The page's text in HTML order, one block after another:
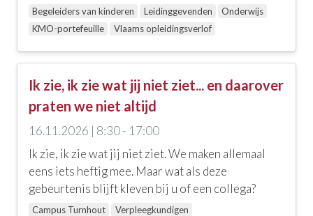
Begeleiders van kinderen
Leidinggevenden
Onderwijs
KMO-portefeuille
Vlaams opleidingsverlof
Ik zie, ik zie wat jij niet ziet... en daarover
praten we niet altijd
16.11.2026 | 8:30 - 17:00
Ik zie, ik zie wat jij niet ziet. We maken allemaal
eens iets heftig mee. Maar wat als deze
gebeurtenis blijft kleven bij u of een collega?
Campus Turnhout
Verpleegkundigen